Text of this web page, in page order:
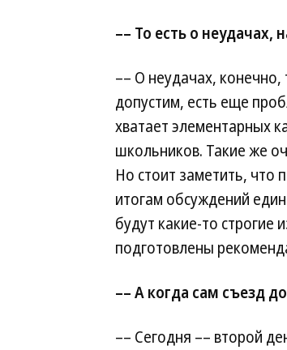
–– То есть о
–– О неудачах,
допустим, есть еще
хватает элементарных
школьников. Такие же
Но стоит заметить, что
итогам обсуждений
будут какие-то строгие
подготовлены
–– А когда сам съезд
–– Сегодня –– второй